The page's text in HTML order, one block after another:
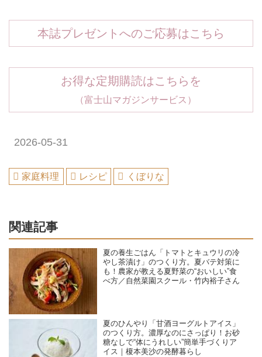
本誌プレゼントへのご応募はこちら
お得な定期購読はこちらを
（富士山マガジンサービス）
2026-05-31
家庭料理 レシピ くぼりな
関連記事
夏の養生ごはん「トマトとキュウリの冷
やし茶漬け」のつくり方。夏バテ対策に
も！農家が教える夏野菜の“おいしい”食
べ方／自然菜園スクール・竹内裕子さん
夏のひんやり「甘酒ヨーグルトアイス」
のつくり方。濃厚なのにさっぱり！お砂
糖なしで“体にうれしい”簡単手づくりア
イス｜榎本美沙の発酵暮らし